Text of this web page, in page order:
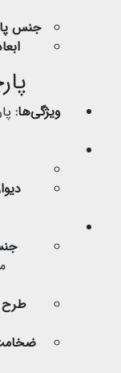
جنس
ویژگی‌ها:
طرح